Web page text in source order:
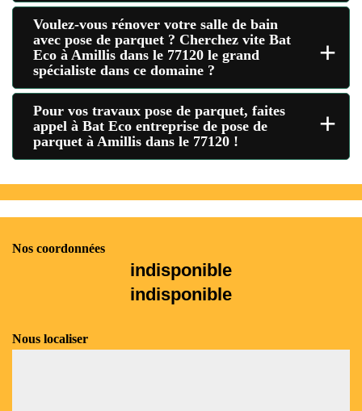
Voulez-vous rénover votre salle de bain
avec pose de parquet ? Cherchez vite Bat
Eco à Amillis dans le 77120 le grand
spécialiste dans ce domaine ?
+
Pour vos travaux pose de parquet, faites
appel à Bat Eco entreprise de pose de
parquet à Amillis dans le 77120 !
+
Nos coordonnées
indisponible
indisponible
Nous localiser